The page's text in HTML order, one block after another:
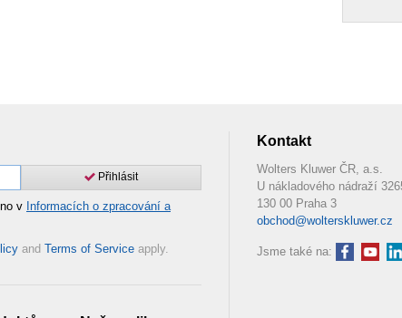
Přihlásit
v Informacích o zpracování a
and Terms of Service apply.
Kontakt
Wolters Kluwer ČR, a.s.
U nákladového nádraží
130 00 Praha 3
obchod@wolterskluwer.cz
Jsme také na: